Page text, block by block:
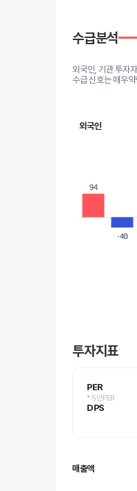
수급분석
외국인, 기관 투자
수급 신호는 매우
외국인
94
94
-40
-40
투자지표
PER
* 5년PER
DPS
매출액